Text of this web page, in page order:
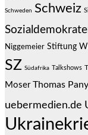
Schweden Schweiz
Niggemeier Stiftung
SZ Südafrika Talkshows
Moser Thomas Pany
uebermedien.de